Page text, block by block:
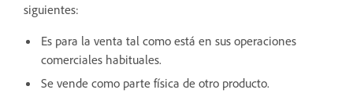
siguientes:
Es para la venta tal como está en sus operaciones
comerciales habituales.
Se vende como parte física de otro producto.